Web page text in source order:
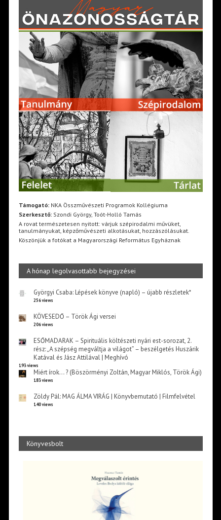
Támogató:NKA Összművészeti Programok Kollégiuma
Szerkesztő:Szondi György, Toót-Holló Tamás
A rovat természetesen nyitott: várjuk szépirodalmi művüket,
tanulmányukat, képzőművészeti alkotásukat, hozzászólásukat.
Köszönjük a fotókat a Magyarországi Református Egyháznak
A hónap legolvasottabb bejegyzései
Györgyi Csaba: Lépések könyve (napló) – újabb részletek*
256 views
KÖVESEDŐ – Török Ági versei
206 views
ESŐMADARAK – Spirituális költészeti nyári est-sorozat, 2.
rész: „A szépség megváltja a világot” – beszélgetés Huszárik
Katával és Jász Attilával | Meghívó
193 views
Miért írok… ? (Böszörményi Zoltán, Magyar Miklós, Török Ági)
183 views
Zöldy Pál: MAG ÁLMA VIRÁG | Könyvbemutató | Filmfelvétel
140 views
Könyvesbolt